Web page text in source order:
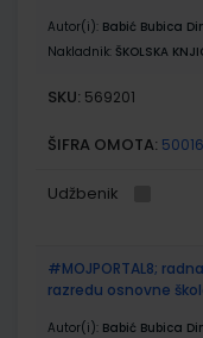
Autor(i): Babić Bubica
Nakladnik: ŠKOLSKA
SKU: 569201
ŠIFRA OMOTA:
Udžbenik
#MOJPORTAL8;
razredu osnovne
Autor(i): Babić Bubica